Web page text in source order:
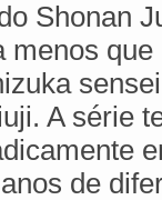
Shonan
menos
A série
de